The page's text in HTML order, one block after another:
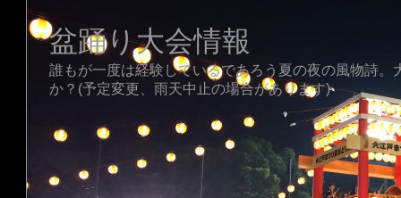
盆踊り大会情報
誰もが一度は経験しているであろう夏の夜の風物詩
か？(予定変更、雨天中止の場合があります)